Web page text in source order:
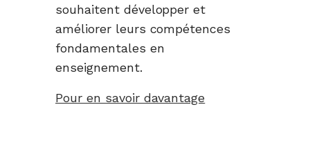
souhaitent développer et
améliorer leurs compétences
fondamentales en
enseignement.
Pour en savoir davantage